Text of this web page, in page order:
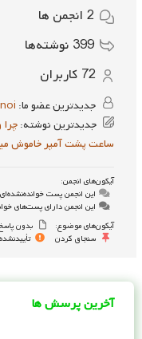
2 انجمن ها
399 نوشته‌ها
72 کاربران
جدیدترین عضو ما:
جدیدترین نوشته:
ساعت پشت آمپر خاموش
آیکون‌های انجمن:
این انجمن پست
این انجمن دارای پست‌های
آیکون‌های موضوع:
بدون
سنجاق کردن
تأییدنشده
آخرین پرسش ها